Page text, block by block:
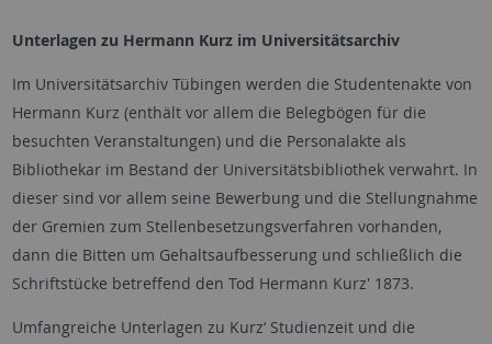
Unterlagen zu Hermann Kurz im Universitätsarchiv
Im Universitätsarchiv Tübingen werden die Studentenakte von
Hermann Kurz (enthält vor allem die Belegbögen für die
besuchten Veranstaltungen) und die Personalakte als
Bibliothekar im Bestand der Universitätsbibliothek verwahrt. In
dieser sind vor allem seine Bewerbung und die Stellungnahme
der Gremien zum Stellenbesetzungsverfahren vorhanden,
dann die Bitten um Gehaltsaufbesserung und schließlich die
Schriftstücke betreffend den Tod Hermann Kurz' 1873.
Umfangreiche Unterlagen zu Kurz‘ Studienzeit und die